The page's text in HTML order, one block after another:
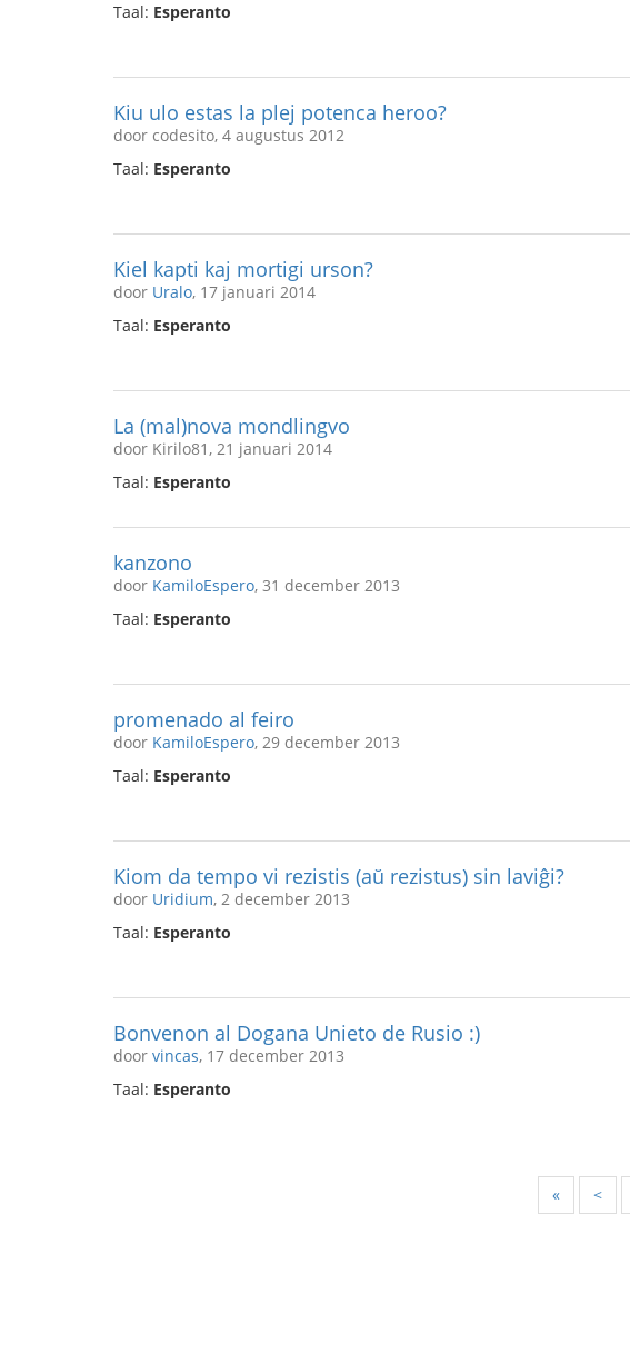
Taal: Esperanto
Kiu ulo estas la plej potenca heroo?
door codesito, 4 augustus 2012
Taal: Esperanto
Kiel kapti kaj mortigi urson?
door Uralo, 17 januari 2014
Taal: Esperanto
La (mal)nova mondlingvo
door Kirilo81, 21 januari 2014
Taal: Esperanto
kanzono
door KamiloEspero, 31 december 2013
Taal: Esperanto
promenado al feiro
door KamiloEspero, 29 december 2013
Taal: Esperanto
Kiom da tempo vi rezistis (aŭ rezistus) sin laviĝi?
door Uridium, 2 december 2013
Taal: Esperanto
Bonvenon al Dogana Unieto de Rusio :)
door vincas, 17 december 2013
Taal: Esperanto
« <